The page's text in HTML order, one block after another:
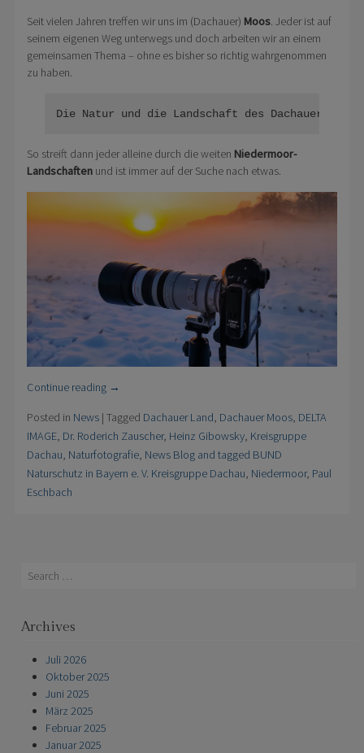
Seit vielen Jahren treffen wir uns im (Dachauer) Moos. Jeder ist auf
seinem eigenen Weg unterwegs und doch arbeiten wir an einem
gemeinsamen Thema – ohne es bisher so richtig wahrgenommen
zu haben.
Die Natur und die Landschaft des Dachauer
So streift dann jeder alleine durch die weiten Niedermoor-
Landschaftenund ist immer auf der Suche nach etwas.
Continue reading →
Posted in News | Tagged Dachauer Land, Dachauer Moos, DELTA
IMAGE, Dr. Roderich Zauscher, Heinz Gibowsky, Kreisgruppe
Dachau, Naturfotografie, News Blog and tagged BUND
Naturschutz in Bayern e. V. Kreisgruppe Dachau, Niedermoor, Paul
Eschbach
Search
Archives
Juli 2026
Oktober 2025
Juni 2025
März 2025
Februar 2025
Januar 2025